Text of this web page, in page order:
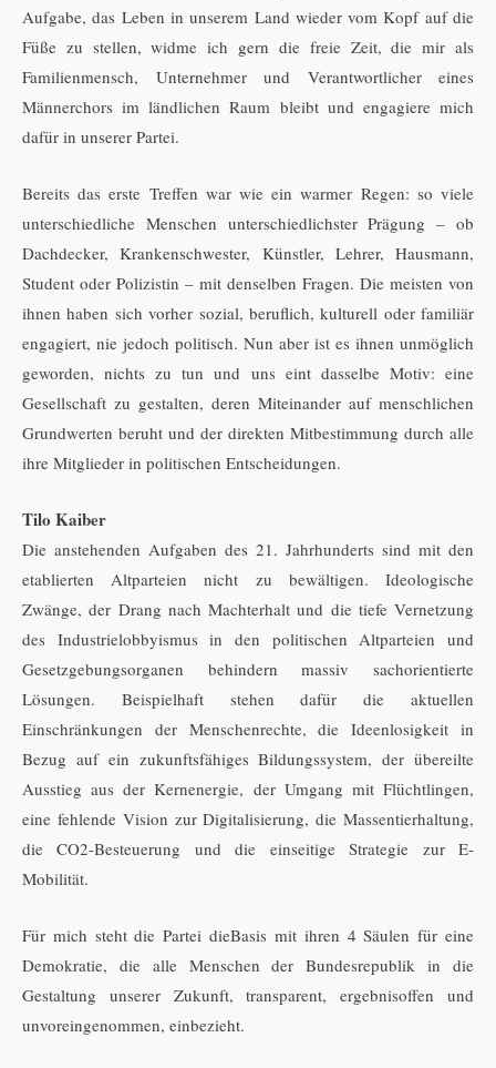
Aufgabe, das Leben in unserem Land wieder vom Kopf auf die
Füße zu stellen, widme ich gern die freie Zeit, die mir als
Familienmensch, Unternehmer und Verantwortlicher eines
Männerchors im ländlichen Raum bleibt und engagiere mich
dafür in unserer Partei.
Bereits das erste Treffen war wie ein warmer Regen: so viele
unterschiedliche Menschen unterschiedlichster Prägung – ob
Dachdecker, Krankenschwester, Künstler, Lehrer, Hausmann,
Student oder Polizistin – mit denselben Fragen. Die meisten von
ihnen haben sich vorher sozial, beruflich, kulturell oder familiär
engagiert, nie jedoch politisch. Nun aber ist es ihnen unmöglich
geworden, nichts zu tun und uns eint dasselbe Motiv: eine
Gesellschaft zu gestalten, deren Miteinander auf menschlichen
Grundwerten beruht und der direkten Mitbestimmung durch alle
ihre Mitglieder in politischen Entscheidungen.
Tilo Kaiber
Die anstehenden Aufgaben des 21. Jahrhunderts sind mit den
etablierten Altparteien nicht zu bewältigen. Ideologische
Zwänge, der Drang nach Machterhalt und die tiefe Vernetzung
des Industrielobbyismus in den politischen Altparteien und
Gesetzgebungsorganen behindern massiv sachorientierte
Lösungen. Beispielhaft stehen dafür die aktuellen
Einschränkungen der Menschenrechte, die Ideenlosigkeit in
Bezug auf ein zukunftsfähiges Bildungssystem, der übereilte
Ausstieg aus der Kernenergie, der Umgang mit Flüchtlingen,
eine fehlende Vision zur Digitalisierung, die Massentierhaltung,
die CO2-Besteuerung und die einseitige Strategie zur E-
Mobilität.
Für mich steht die Partei dieBasis mit ihren 4 Säulen für eine
Demokratie, die alle Menschen der Bundesrepublik in die
Gestaltung unserer Zukunft, transparent, ergebnisoffen und
unvoreingenommen, einbezieht.